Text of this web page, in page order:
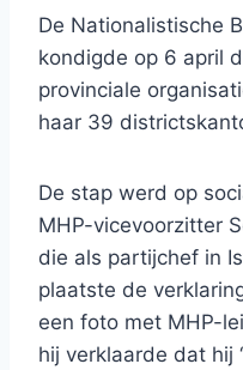
De Nationalistische
kondigde op 6 april
provinciale
haar 39
De stap werd op
MHP-vicevoorzitter
die als partijchef in
plaatste de
een foto met MHP-
hij verklaarde dat hij